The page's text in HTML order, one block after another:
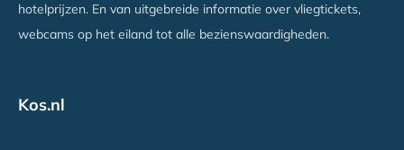
hotelprijzen. En van uitgebreide informatie over vliegtickets,
webcams op het eiland tot alle bezienswaardigheden.
Kos.nl